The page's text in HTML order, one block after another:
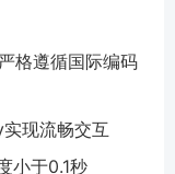
格遵循国际编码
现流畅交互
小于0.1秒